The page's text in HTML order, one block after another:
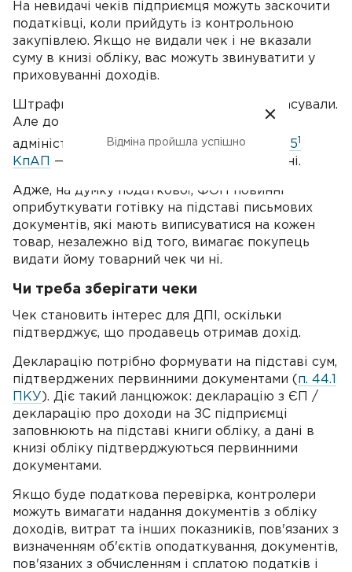
На невидачі чеків підприємця можуть заскочити
податківці, коли прийдуть із контрольною
закупівлею. Якщо не видали чек і не вказали
суму в книзі обліку, вас можуть звинуватити у
приховуванні доходів.
Штрафи за неоприбуткування готівки скасували.
Але до вас може бути застосована
адміністративна відповідальність за
ст. 1551
КпАП — 34–85 грн при першому порушенні.
Адже, на думку податкової, ФОП повинні
оприбуткувати готівку на підставі письмових
документів, які мають виписуватися на кожен
товар, незалежно від того, вимагає покупець
видати йому товарний чек чи ні.
Чи треба зберігати чеки
Чек становить інтерес для ДПІ, оскільки
підтверджує, що продавець отримав дохід.
Декларацію потрібно формувати на підставі сум,
підтверджених первинними документами ( п. 44.1
ПКУ ). Діє такий ланцюжок: декларацію з ЄП /
декларацію про доходи на ЗС підприємці
заповнюють на підставі книги обліку, а дані в
книзі обліку підтверджуються первинними
документами.
Якщо буде податкова перевірка, контролери
можуть вимагати надання документів з обліку
доходів, витрат та інших показників, пов'язаних з
визначенням об'єктів оподаткування, документів,
пов'язаних з обчисленням і сплатою податків і
Відміна пройшла успішно